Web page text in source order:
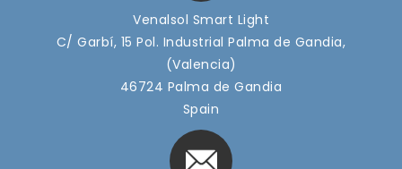
Venalsol Smart Light
C/ Garbí, 15 Pol. Industrial Palma de Gandia,
(Valencia)
46724 Palma de Gandia
Spain